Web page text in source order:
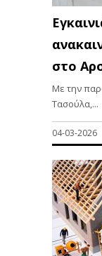
στο
Με την
Τασούλα,...
04-03-2026